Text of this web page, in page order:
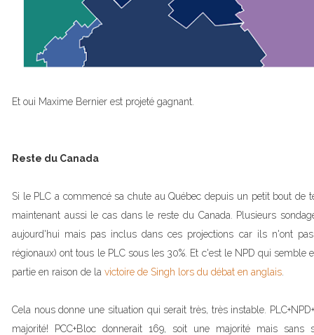
Et oui Maxime Bernier est projeté gagnant.
Reste du Canada
Si le PLC a commencé sa chute au Québec depuis un petit bout de
maintenant aussi le cas dans le reste du Canada. Plusieurs
aujourd'hui mais pas inclus dans ces projections car ils n'ont
régionaux) ont tous le PLC sous les 30%. Et c'est le NPD qui semble
partie en raison de la victoire de Singh lors du débat en anglais
Cela nous donne une situation qui serait très, très instable.
majorité! PCC+Bloc donnerait 169, soit une majorité mais sans